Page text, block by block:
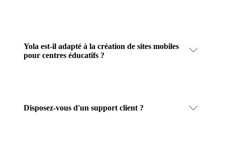
Yola est-il adapté à la création de sites mobiles
pour centres éducatifs ?
Disposez-vous d'un support client ?